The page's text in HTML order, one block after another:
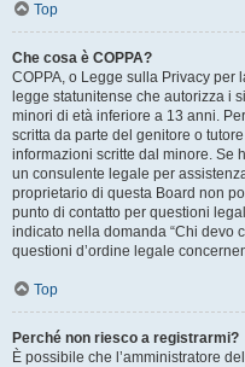
Top
Che cosa è COPPA?
COPPA, o Legge sulla Privacy
legge statunitense che autorizza i
minori di età inferiore a 13 anni.
scritta da parte del genitore o
informazioni scritte dal minore. Se
un consulente legale per
proprietario di questa Board non
punto di contatto per questioni
indicato nella domanda “Chi devo
questioni d’ordine legale
Top
Perché non riesco a registrarmi?
È possibile che l’amministratore